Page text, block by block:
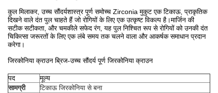
कुल मिलाकर, उच्च सौंदर्यशास्त्र पूर्ण समोच्च Zirconia मुकुट एक टिकाऊ, प्राकृतिक
दिखने वाले दंत पुल चाहते हैं जो रोगियों के लिए एक उत्कृष्ट विकल्प है।मार्जिन की
सटीक सटीकता, और चमकीले सफेद रंग, यह पुल निश्चित रूप से रोगियों को उनकी दंत
चिकित्सा जरूरतों के लिए एक लंबे समय तक चलने वाला और आकर्षक समाधान प्रदान
करेगा।
जिरकोनिया क्राउन ब्रिज-उच्च सौंदर्य पूर्ण जिरकोनिया क्राउन
पद
मूल्य
सामग्री
टिकाऊ जिरकोनिया से बना